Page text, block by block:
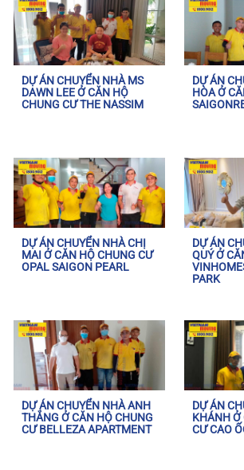
DỰ ÁN CHUYỂN NHÀ MS
DAWN LEE Ở CĂN HỘ
CHUNG CƯ THE NASSIM
DỰ ÁN
HÒA Ở
DỰ ÁN CHUYỂN NHÀ CHỊ
MAI Ở CĂN HỘ CHUNG CƯ
OPAL SAIGON PEARL
DỰ ÁN
QUÝ Ở
PARK
DỰ ÁN CHUYỂN NHÀ ANH
THẮNG Ở CĂN HỘ CHUNG
CƯ BELLEZA APARTMENT
DỰ ÁN
KHÁNH Ở
CƯ CAO